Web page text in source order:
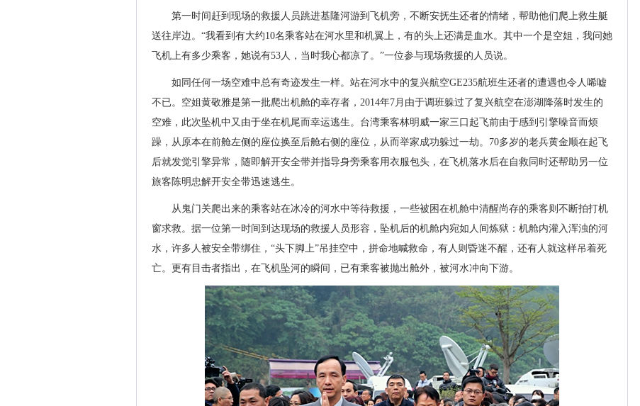
第一时间赶到现场的救援人员跳进基隆河游到飞机旁，不断安抚生还者的情绪，帮助他们爬上救生艇
送往岸边。“我看到有大约10名乘客站在河水里和机翼上，有的头上还满是血水。其中一个是空姐，我问她
飞机上有多少乘客，她说有53人，当时我心都凉了。”一位参与现场救援的人员说。
如同任何一场空难中总有奇迹发生一样。站在河水中的复兴航空GE235航班生还者的遭遇也令人唏嘘
不已。空姐黄敬雅是第一批爬出机舱的幸存者，2014年7月由于调班躲过了复兴航空在澎湖降落时发生的
空难，此次坠机中又由于坐在机尾而幸运逃生。台湾乘客林明威一家三口起飞前由于感到引擎噪音而烦
躁，从原本在前舱左侧的座位换至后舱右侧的座位，从而举家成功躲过一劫。70多岁的老兵黄金顺在起飞
后就发觉引擎异常，随即解开安全带并指导身旁乘客用衣服包头，在飞机落水后在自救同时还帮助另一位
旅客陈明忠解开安全带迅速逃生。
从鬼门关爬出来的乘客站在冰冷的河水中等待救援，一些被困在机舱中清醒尚存的乘客则不断拍打机
窗求救。据一位第一时间到达现场的救援人员形容，坠机后的机舱内宛如人间炼狱：机舱内灌入浑浊的河
水，许多人被安全带绑住，“头下脚上”吊挂空中，拼命地喊救命，有人则昏迷不醒，还有人就这样吊着死
亡。更有目击者指出，在飞机坠河的瞬间，已有乘客被抛出舱外，被河水冲向下游。